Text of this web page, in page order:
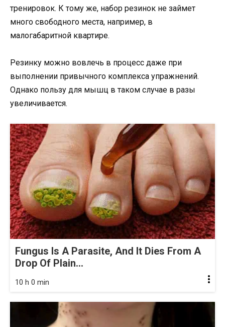
тренировок. К тому же, набор резинок не займет
много свободного места, например, в
малогабаритной квартире.
Резинку можно вовлечь в процесс даже при
выполнении привычного комплекса упражнений.
Однако пользу для мышц в таком случае в разы
увеличивается.
Fungus Is A Parasite, And It Dies From A
Drop Of Plain...
10 h 0 min